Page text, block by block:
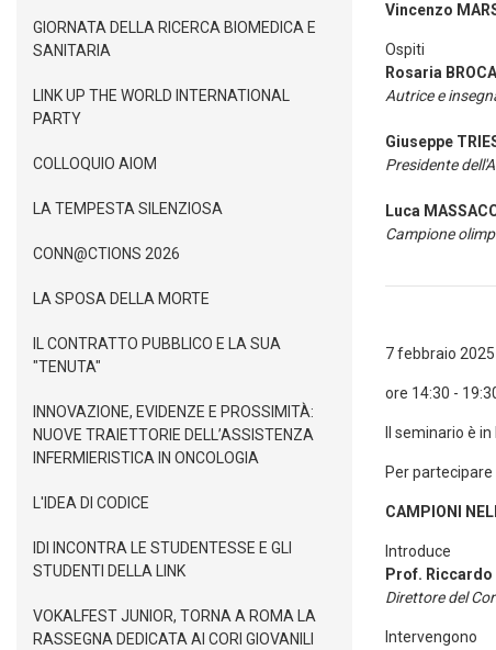
GIORNATA DELLA RICERCA BIOMEDICA E
SANITARIA
LINK UP THE WORLD INTERNATIONAL
PARTY
COLLOQUIO AIOM
LA TEMPESTA SILENZIOSA
CONN@CTIONS 2026
LA SPOSA DELLA MORTE
IL CONTRATTO PUBBLICO E LA SUA
"TENUTA"
INNOVAZIONE, EVIDENZE E PROSSIMITÀ:
NUOVE TRAIETTORIE DELL’ASSISTENZA
INFERMIERISTICA IN ONCOLOGIA
L'IDEA DI CODICE
IDI INCONTRA LE STUDENTESSE E GLI
STUDENTI DELLA LINK
VOKALFEST JUNIOR, TORNA A ROMA LA
RASSEGNA DEDICATA AI CORI GIOVANILI
Vincenzo
Ospiti
Rosaria
Autrice e
Giuseppe
Presidente
Luca
Campione
7 febbraio 2025
ore 14:30 -
Il seminario è
Per partecipare
CAMPIONI
Introduce
Prof. Riccardo
Direttore del
Intervengono